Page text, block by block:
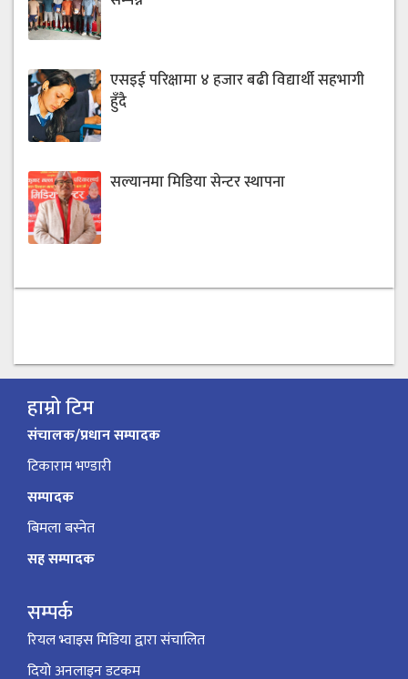
एसइई परिक्षामा ४ हजार बढी विद्यार्थी सहभागी
हुँदै
सल्यानमा मिडिया सेन्टर स्थापना
हाम्रो टिम
संचालक/प्रधान सम्पादक
टिकाराम भण्डारी
सम्पादक
बिमला बस्नेत
सह सम्पादक
सम्पर्क
रियल भ्वाइस मिडिया द्वारा संचालित
दियो अनलाइन डटकम